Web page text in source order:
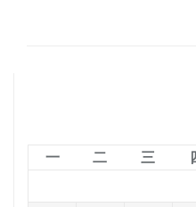
一
二 三